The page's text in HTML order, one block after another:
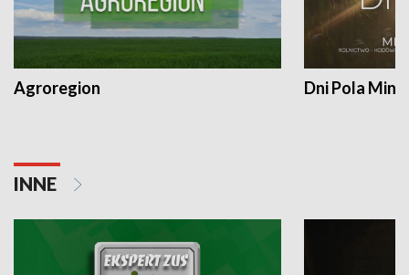
Agroregion Dni Pola
INNE